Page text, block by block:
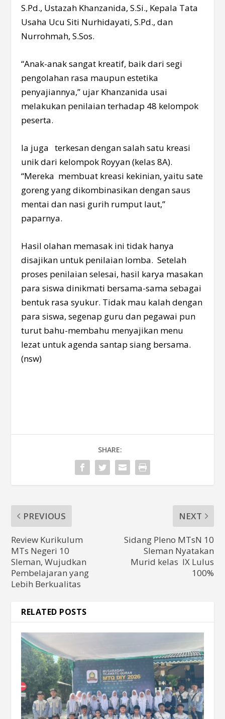
S.Pd., Ustazah Khanzanida, S.Si., Kepala Tata
Usaha Ucu Siti Nurhidayati, S.Pd., dan
Nurrohmah, S.Sos.
“Anak-anak sangat kreatif, baik dari segi
pengolahan rasa maupun estetika
penyajiannya,” ujar Khanzanida usai
melakukan penilaian terhadap 48 kelompok
peserta.
Ia juga terkesan dengan salah satu kreasi
unik dari kelompok Royyan (kelas 8A).
“Mereka membuat kreasi kekinian, yaitu sate
goreng yang dikombinasikan dengan saus
mentai dan nasi gurih rumput laut,”
paparnya.
Hasil olahan memasak ini tidak hanya
disajikan untuk penilaian lomba. Setelah
proses penilaian selesai, hasil karya masakan
para siswa dinikmati bersama-sama sebagai
bentuk rasa syukur. Tidak mau kalah dengan
para siswa, segenap guru dan pegawai pun
turut bahu-membahu menyajikan menu
lezat untuk agenda santap siang bersama.
(nsw)
SHARE:
PREVIOUS
Review Kurikulum
MTs Negeri 10
Sleman, Wujudkan
Pembelajaran yang
Lebih Berkualitas
NEXT
Sidang Pleno MTsN 10
Sleman Nyatakan
Murid kelas IX Lulus
100%
RELATED POSTS